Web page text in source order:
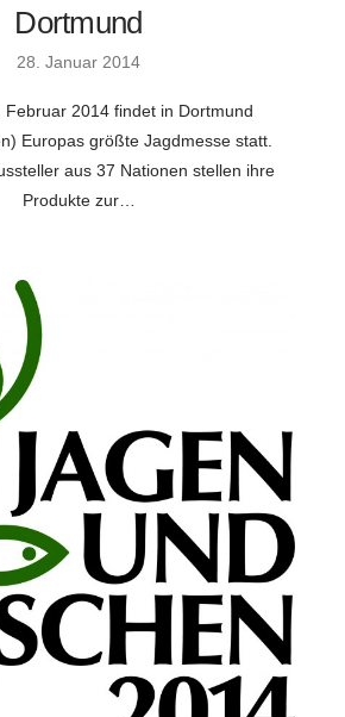
Dortmund
28. Januar 2014
Februar 2014 findet in Dortmund
Europas größte Jagdmesse statt.
aus 37 Nationen stellen ihre
Produkte zur…